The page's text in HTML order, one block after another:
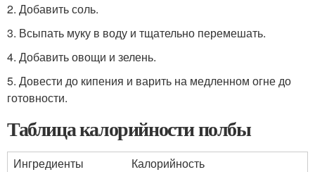
2. Добавить соль.
3. Всыпать муку в воду и тщательно перемешать.
4. Добавить овощи и зелень.
5. Довести до кипения и варить на медленном огне до
готовности.
Таблица калорийности полбы
Ингредиенты
Калорийность